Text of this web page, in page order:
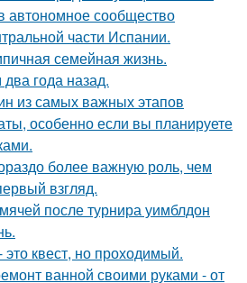
автономное сообщество
части Испании.
семейная жизнь.
года назад.
из самых важных этапов
особенно если вы планируете
более важную роль, чем
взгляд.
после турнира уимблдон
квест, но проходимый.
ванной своими руками - от